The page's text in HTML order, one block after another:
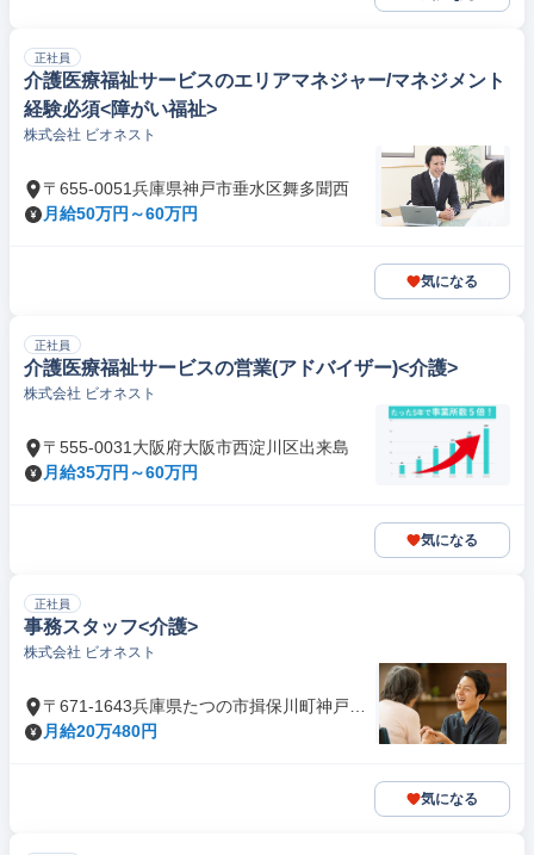
正社員
介護医療福祉サービスのエリアマネジャー/マネジメント
経験必須<障がい福祉>
株式会社 ビオネスト
〒655-0051兵庫県神戸市垂水区舞多聞西
月給50万円～60万円
気になる
正社員
介護医療福祉サービスの営業(アドバイザー)<介護>
株式会社 ビオネスト
〒555-0031大阪府大阪市西淀川区出来島
月給35万円～60万円
気になる
正社員
事務スタッフ<介護>
株式会社 ビオネスト
〒671-1643兵庫県たつの市揖保川町神戸北
山
月給20万480円
気になる